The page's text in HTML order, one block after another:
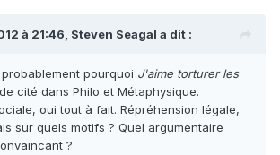
à 21:46, Steven Seagal a dit :
pourquoi J'aime torturer les
cité dans Philo et Métaphysique.
oui tout à fait. Répréhension légale,
sur quels motifs ? Quel argumentaire
?